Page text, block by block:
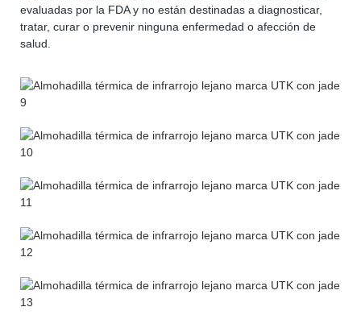
evaluadas por la FDA y no están destinadas a diagnosticar,
tratar, curar o prevenir ninguna enfermedad o afección de
salud.